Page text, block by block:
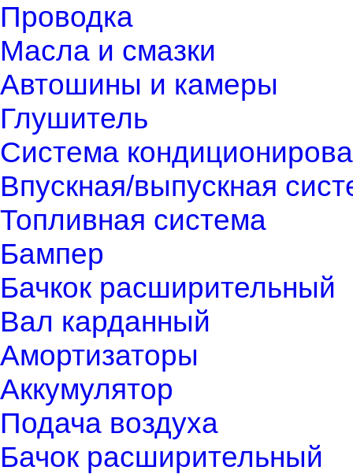
Проводка
Масла и смазки
Автошины и камеры
Глушитель
Система
Впускная/выпускная
Топливная система
Бампер
Бачкок расширительный
Вал карданный
Амортизаторы
Аккумулятор
Подача воздуха
Бачок расширительный